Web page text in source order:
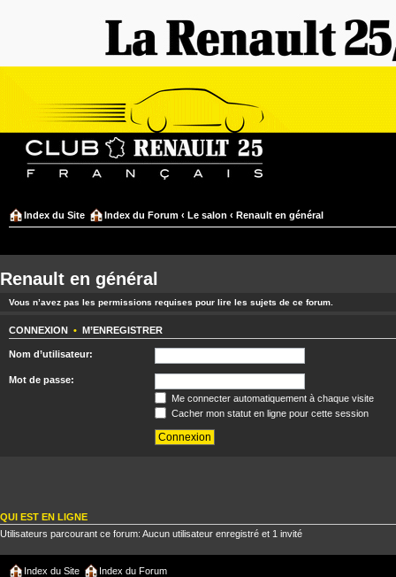
Index du Site Index du Forum ‹ Le salon ‹ Renault en général
Renault en général
Vous n’avez pas les permissions requises pour lire les sujets de ce forum.
CONNEXION • M’ENREGISTRER
Nom d’utilisateur:
Mot de passe:
Me connecter automatiquement à chaque visite
Cacher mon statut en ligne pour cette session
QUI EST EN LIGNE
Utilisateurs parcourant ce forum: Aucun utilisateur enregistré et 1 invité
Index du Site Index du Forum